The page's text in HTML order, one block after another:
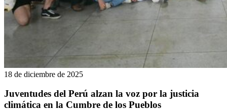
18 de diciembre de 2025
Juventudes del Perú alzan la voz por la justicia
climática en la Cumbre de los Pueblos